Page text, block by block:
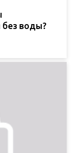
без воды?